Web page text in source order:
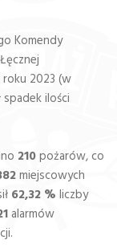
Komendy
2023 (w
ilości
210pożarów, co
miejscowych
62,32 % liczby
alarmów